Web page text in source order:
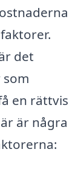
det
en rättvis
är några